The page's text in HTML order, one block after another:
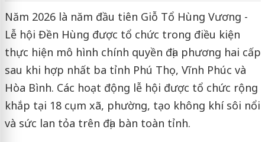
Năm 2026 là năm đầu tiên Giỗ Tổ Hùng Vương -
Lễ hội Đền Hùng được tổ chức trong điều kiện
thực hiện mô hình chính quyền địa phương hai cấp
sau khi hợp nhất ba tỉnh Phú Thọ, Vĩnh Phúc và
Hòa Bình. Các hoạt động lễ hội được tổ chức rộng
khắp tại 18 cụm xã, phường, tạo không khí sôi nổi
và sức lan tỏa trên địa bàn toàn tỉnh.